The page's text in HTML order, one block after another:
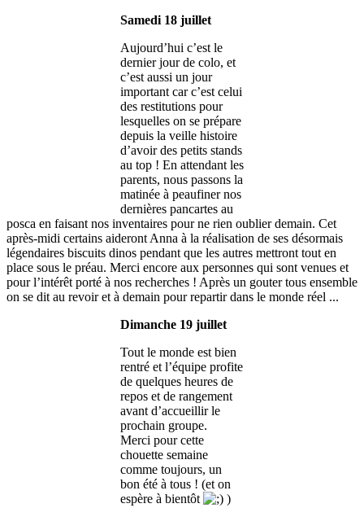
Samedi 18 juillet
Aujourd’hui c’est le
dernier jour de colo, et
c’est aussi un jour
important car c’est celui
des restitutions pour
lesquelles on se prépare
depuis la veille histoire
d’avoir des petits stands
au top ! En attendant les
parents, nous passons la
matinée à peaufiner nos
dernières pancartes au
posca en faisant nos inventaires pour ne rien oublier demain. Cet
après-midi certains aideront Anna à la réalisation de ses désormais
légendaires biscuits dinos pendant que les autres mettront tout en
place sous le préau. Merci encore aux personnes qui sont venues et
pour l’intérêt porté à nos recherches ! Après un gouter tous ensemble
on se dit au revoir et à demain pour repartir dans le monde réel ...
Dimanche 19 juillet
Tout le monde est bien
rentré et l’équipe profite
de quelques heures de
repos et de rangement
avant d’accueillir le
prochain groupe.
Merci pour cette
chouette semaine
comme toujours, un
bon été à tous ! (et on
espère à bientôt
)